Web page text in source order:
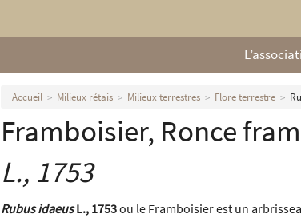
Qui
Nos
Accueil Milieux rétais Milieux terrestres Flore terrestre
Framboisier, Ronce
L., 1753
Rubus idaeusL., 1753ou le Framboisier est un